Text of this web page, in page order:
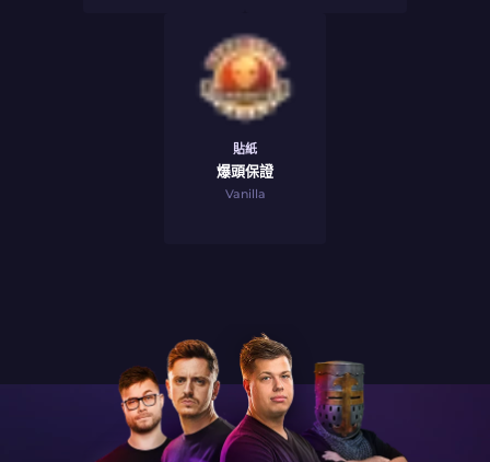
貼紙
爆頭保證
Vanilla